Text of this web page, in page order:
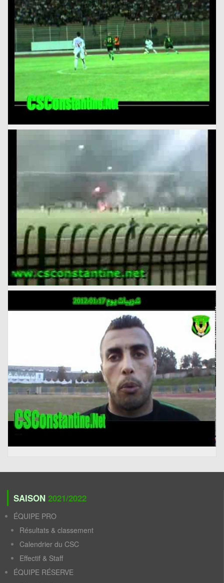
SAISON 2021/2022
ÉQUIPE PRO
Résultats & classement
Calendrier du CSC
Effectif & Staff
ÉQUIPE RÉSERVE